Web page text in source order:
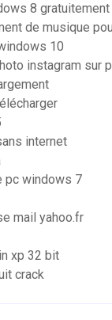
8
de musique
10
instagram sur
internet
pc windows 7
mail yahoo.fr
xp 32 bit
crack